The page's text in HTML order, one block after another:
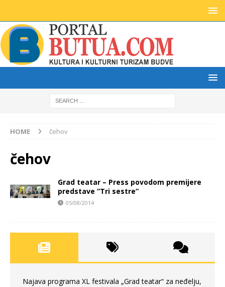
HOME čehov
čehov
Grad teatar – Press povodom premijere
predstave “Tri sestre”
05/08/2014
Najava programa XL festivala „Grad teatar“ za neđelju,